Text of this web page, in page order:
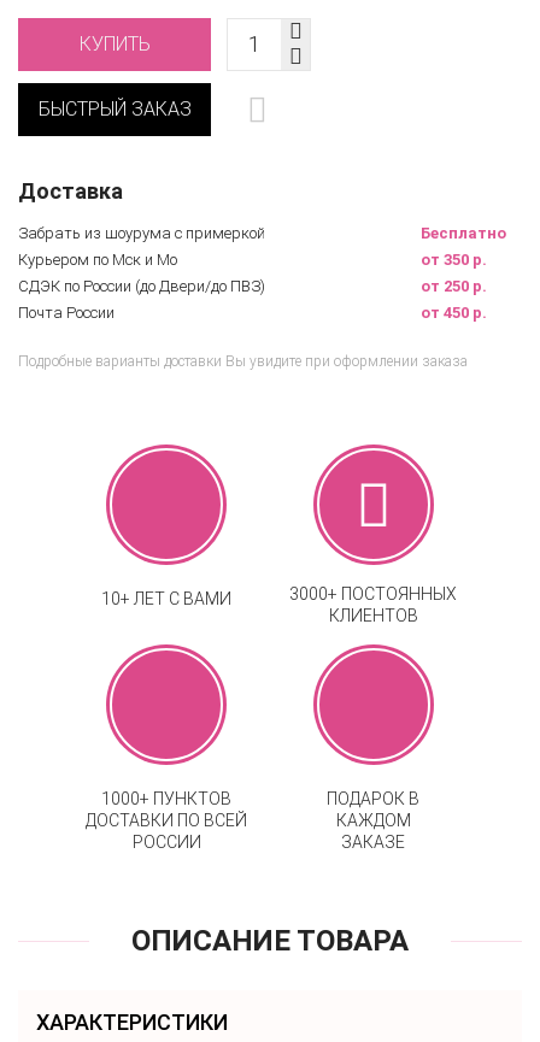
КУПИТЬ
БЫСТРЫЙ ЗАКАЗ
Доставка
Забрать из шоурума с примеркой
Бесплатно
Курьером по Мск и Мо
от 350 р.
СДЭК по России (до Двери/до ПВЗ)
от 250 р.
Почта России
от 450 р.
Подробные варианты доставки Вы увидите при оформлении заказа
10+ ЛЕТ С ВАМИ
3000+ ПОСТОЯННЫХ
КЛИЕНТОВ
1000+ ПУНКТОВ
ДОСТАВКИ ПО ВСЕЙ
РОССИИ
ПОДАРОК В
КАЖДОМ
ЗАКАЗЕ
ОПИСАНИЕ ТОВАРА
ХАРАКТЕРИСТИКИ